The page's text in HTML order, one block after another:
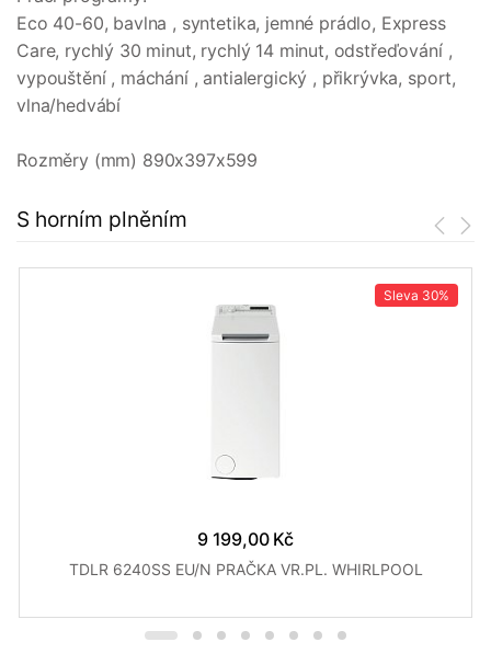
Eco 40-60, bavlna , syntetika, jemné prádlo, Express
Care, rychlý 30 minut, rychlý 14 minut, odstřeďování ,
vypouštění , máchání , antialergický , přikrývka, sport,
vlna/hedvábí
Rozměry (mm) 890x397x599
S horním plněním
Sleva 30%
9 199,00 Kč
TDLR 6240SS EU/N PRAČKA VR.PL. WHIRLPOOL